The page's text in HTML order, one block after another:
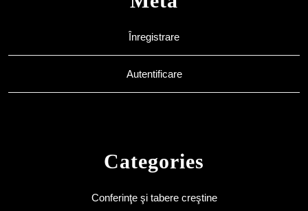
Înregistrare
Autentificare
Categories
Conferinţe şi tabere creştine